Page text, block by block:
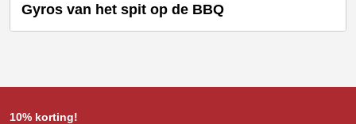
Gyros van het spit op de BBQ
10% korting!